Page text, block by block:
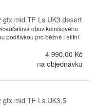
gtx mid TF Ls UK3 desert
obuv kotníkového
podšívkou pro běžné i elitní
4 990,00 Kč
na objednávku
mid TF Ls UK3,5